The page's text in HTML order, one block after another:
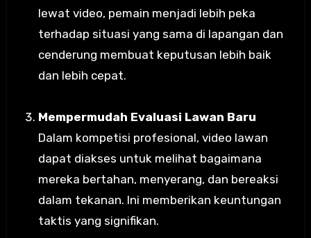
lewat video, pemain menjadi lebih peka
terhadap situasi yang sama di lapangan dan
cenderung membuat keputusan lebih baik
dan lebih cepat.
Mempermudah Evaluasi Lawan Baru
Dalam kompetisi profesional, video lawan
dapat diakses untuk melihat bagaimana
mereka bertahan, menyerang, dan bereaksi
dalam tekanan. Ini memberikan keuntungan
taktis yang signifikan.